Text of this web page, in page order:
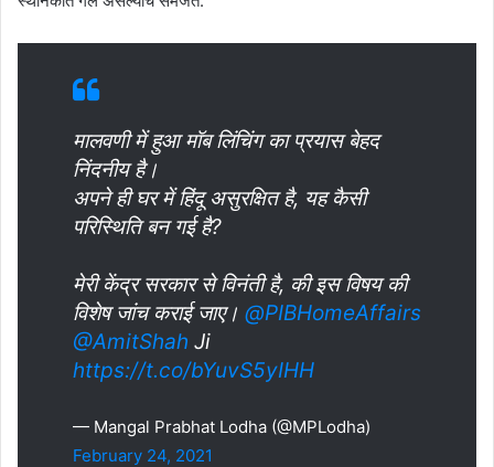
मालवणी में हुआ मॉब लिंचिंग का प्रयास बेहद
निंदनीय है।
अपने ही घर में हिंदू असुरक्षित है, यह कैसी
परिस्थिति बन गई है?
मेरी केंद्र सरकार से विनंती है, की इस विषय की
विशेष जांच कराई जाए। @PIBHomeAffairs
@AmitShah Ji
https://t.co/bYuvS5yIHH
— Mangal Prabhat Lodha (@MPLodha)
February 24, 2021